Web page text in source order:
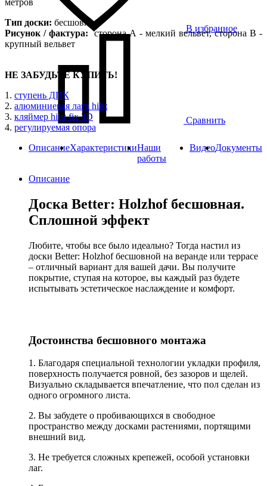
В избранное
Сравнить
метров
Тип доски: бесшовная
Рисунок / фактура: сторона А - мелкий вельвет, сторона B -
крупный вельвет
НЕ ЗАБУДЬТЕ КУПИТЬ!
1. ступень ДПК
2. алюминиевая лага hilst
3. кляймер hilst fix 3D
4. регулируемая опора
ОписаниеХарактеристикиНаши
работы
ВидеоДокументы
Описание
Доска Better: Holzhof бесшовная.
Сплошной эффект
Любите, чтобы все было идеально? Тогда настил из
доски Better: Holzhof бесшовной на веранде или террасе
– отличный вариант для вашей дачи. Вы получите
покрытие, ступая на которое, вы каждый раз будете
испытывать эстетическое наслаждение и комфорт.
Достоинства бесшовного монтажа
1. Благодаря специальной технологии укладки профиля,
поверхность получается ровной, без зазоров и щелей.
Визуально складывается впечатление, что пол сделан из
одного огромного листа.
2. Вы забудете о пробивающихся в свободное
пространство между досками растениями, портящими
внешний вид.
3. Не требуется сложных крепежей, особой установки
лаг.